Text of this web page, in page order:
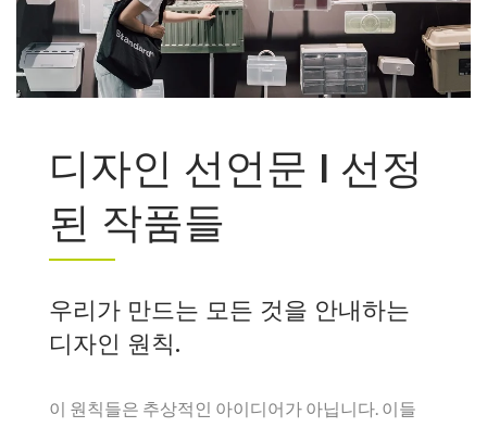
디자인 선언문 I 선정
된 작품들
우리가 만드는 모든 것을 안내하는
디자인 원칙.
이 원칙들은 추상적인 아이디어가 아닙니다. 이들